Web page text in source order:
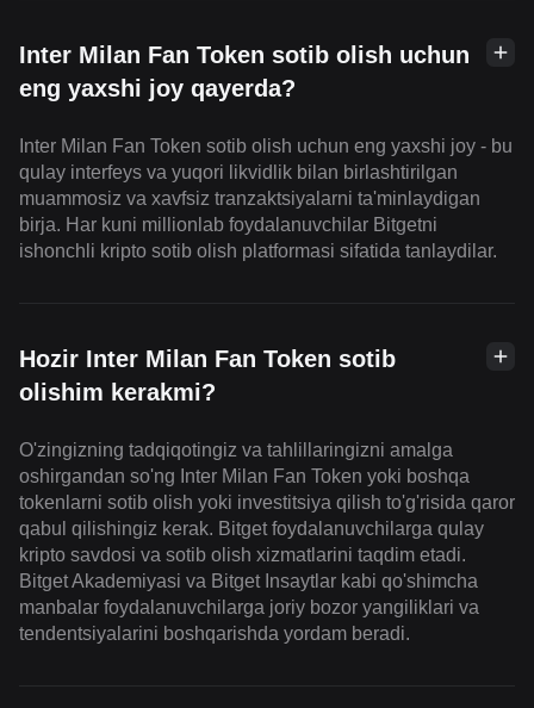
Inter Milan Fan Token sotib olish uchun
eng yaxshi joy qayerda?
Inter Milan Fan Token sotib olish uchun eng yaxshi joy - bu
qulay interfeys va yuqori likvidlik bilan birlashtirilgan
muammosiz va xavfsiz tranzaktsiyalarni ta'minlaydigan
birja. Har kuni millionlab foydalanuvchilar Bitgetni
ishonchli kripto sotib olish platformasi sifatida tanlaydilar.
Hozir Inter Milan Fan Token sotib
olishim kerakmi?
O'zingizning tadqiqotingiz va tahlillaringizni amalga
oshirgandan so'ng Inter Milan Fan Token yoki boshqa
tokenlarni sotib olish yoki investitsiya qilish to'g'risida qaror
qabul qilishingiz kerak. Bitget foydalanuvchilarga qulay
kripto savdosi va sotib olish xizmatlarini taqdim etadi.
Bitget Akademiyasi va Bitget Insaytlar kabi qo'shimcha
manbalar foydalanuvchilarga joriy bozor yangiliklari va
tendentsiyalarini boshqarishda yordam beradi.